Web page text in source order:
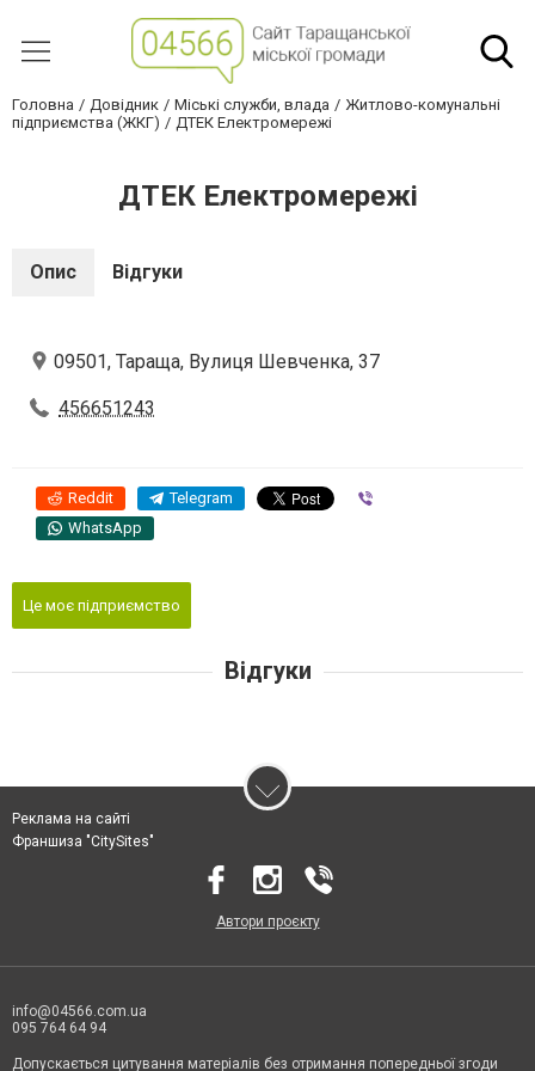
Головна Довідник Міські служби, влада
Житлово-комунальні
підприємства (ЖКГ)
ДТЕК Електромережі
ДТЕК Електромережі
Опис Відгуки
09501, Тараща, Вулиця Шевченка, 37
456651243
Reddit Telegram
WhatsApp
Це моє підприємство
Відгуки
Реклама на сайті
Франшиза "CitySites"
Автори проєкту
info@04566.com.ua
095 764 64 94
Допускається цитування матеріалів без отримання попередньої згоди